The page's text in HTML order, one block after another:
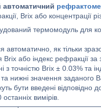
Brix або концентрації
термомодуль для
як тільки
Brix або індекс рефракції за
з точністю Brix ± 0.03% та
нижні значення заданого
бути введені відповідно
вимірів.